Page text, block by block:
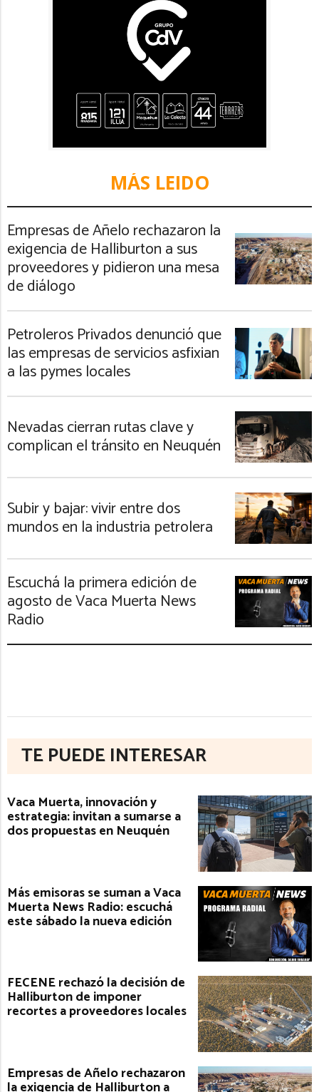
MÁS LEIDO
Empresas de Añelo rechazaron la
exigencia de Halliburton a sus
proveedores y pidieron una mesa
de diálogo
Petroleros Privados denunció que
las empresas de servicios asfixian
a las pymes locales
Nevadas cierran rutas clave y
complican el tránsito en Neuquén
Subir y bajar: vivir entre dos
mundos en la industria petrolera
Escuchá la primera edición de
agosto de Vaca Muerta News
Radio
TE PUEDE INTERESAR
Vaca Muerta, innovación y
estrategia: invitan a sumarse a
dos propuestas en Neuquén
Más emisoras se suman a Vaca
Muerta News Radio: escuchá
este sábado la nueva edición
FECENE rechazó la decisión de
Halliburton de imponer
recortes a proveedores locales
Empresas de Añelo rechazaron
la exigencia de Halliburton a